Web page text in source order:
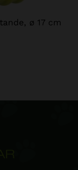
ø 17 cm